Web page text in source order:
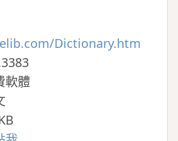
Dictionary.htm
軟體